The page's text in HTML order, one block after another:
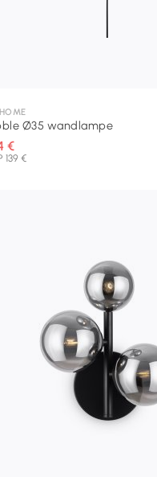
Ø35 wandlampe
€
139 €